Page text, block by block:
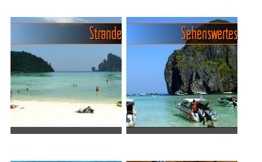
Strände Sehenswertes